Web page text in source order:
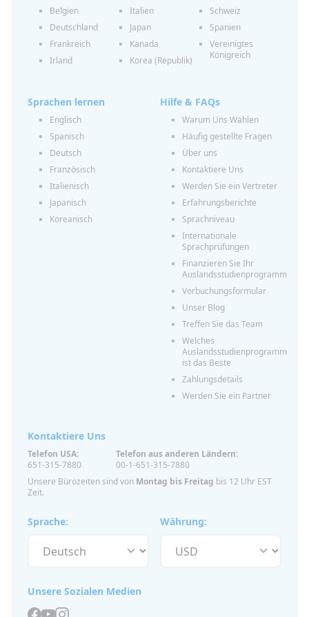
Belgien
Deutschland
Frankreich
Irland
Italien
Japan
Kanada
Korea (Republik)
Schweiz
Spanien
Vereinigtes
Königreich
Sprachen lernen
Englisch
Spanisch
Deutsch
Französisch
Italienisch
Japanisch
Koreanisch
Hilfe & FAQs
Warum Uns Wählen
Häufig gestellte Fragen
Über uns
Kontaktiere Uns
Werden Sie ein Vertreter
Erfahrungsberichte
Sprachniveau
Internationale
Sprachprüfungen
Finanzieren Sie Ihr
Auslandsstudienprogramm
Vorbuchungsformular
Unser Blog
Treffen Sie das Team
Welches
Auslandsstudienprogramm
ist das Beste
Zahlungsdetails
Werden Sie ein Partner
Sprache: Währung:
Kontaktiere Uns
Telefon USA:
651-315-7880
Telefon aus anderen Ländern:
00-1-651-315-7880
Unsere Bürozeiten sind von Montag bis Freitag bis 12 Uhr EST
Zeit.
Unsere Sozialen Medien